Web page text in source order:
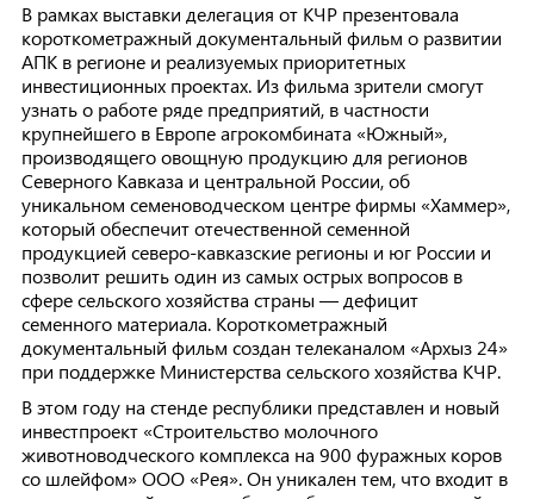
В рамках выставки делегация от КЧР презентовала
короткометражный документальный фильм о развитии
АПК в регионе и реализуемых приоритетных
инвестиционных проектах. Из фильма зрители смогут
узнать о работе ряде предприятий, в частности
крупнейшего в Европе агрокомбината «Южный»,
производящего овощную продукцию для регионов
Северного Кавказа и центральной России, об
уникальном семеноводческом центре фирмы «Хаммер»,
который обеспечит отечественной семенной
продукцией северо-кавказские регионы и юг России и
позволит решить один из самых острых вопросов в
сфере сельского хозяйства страны — дефицит
семенного материала. Короткометражный
документальный фильм создан телеканалом «Архыз 24»
при поддержке Министерства сельского хозяйства КЧР.
В этом году на стенде республики представлен и новый
инвестпроект «Строительство молочного
животноводческого комплекса на 900 фуражных коров
со шлейфом» ООО «Рея». Он уникален тем, что входит в